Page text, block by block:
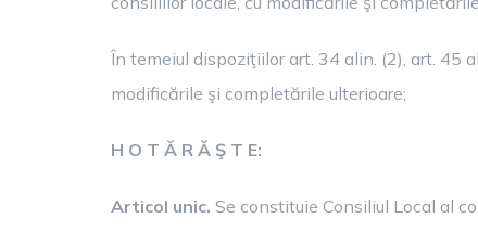
În temeiul dispoziţiilor art. 34 alin. (2), art. 45
modificările şi completările ulterioare;
H O T Ă R Ă Ş T E:
Articol unic. Se constituie Consiliul Local al